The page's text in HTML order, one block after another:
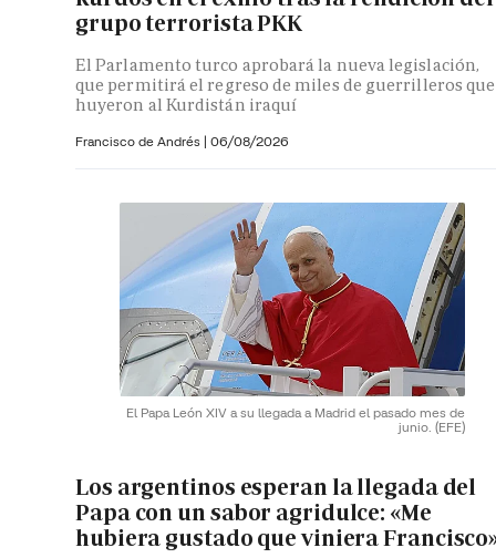
grupo terrorista PKK
El Parlamento turco aprobará la nueva legislación,
que permitirá el regreso de miles de guerrilleros que
huyeron al Kurdistán iraquí
Francisco de Andrés | 06/08/2026
El Papa León XIV a su llegada a Madrid el pasado mes de
junio. (EFE)
Los argentinos esperan la llegada del
Papa con un sabor agridulce: «Me
hubiera gustado que viniera